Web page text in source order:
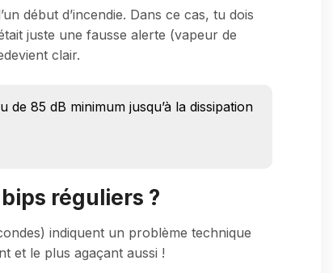
début d’incendie. Dans ce cas, tu dois
juste une fausse alerte (vapeur de
clair.
85 dB minimum jusqu’à la dissipation
réguliers ?
indiquent un problème technique
et le plus agaçant aussi !